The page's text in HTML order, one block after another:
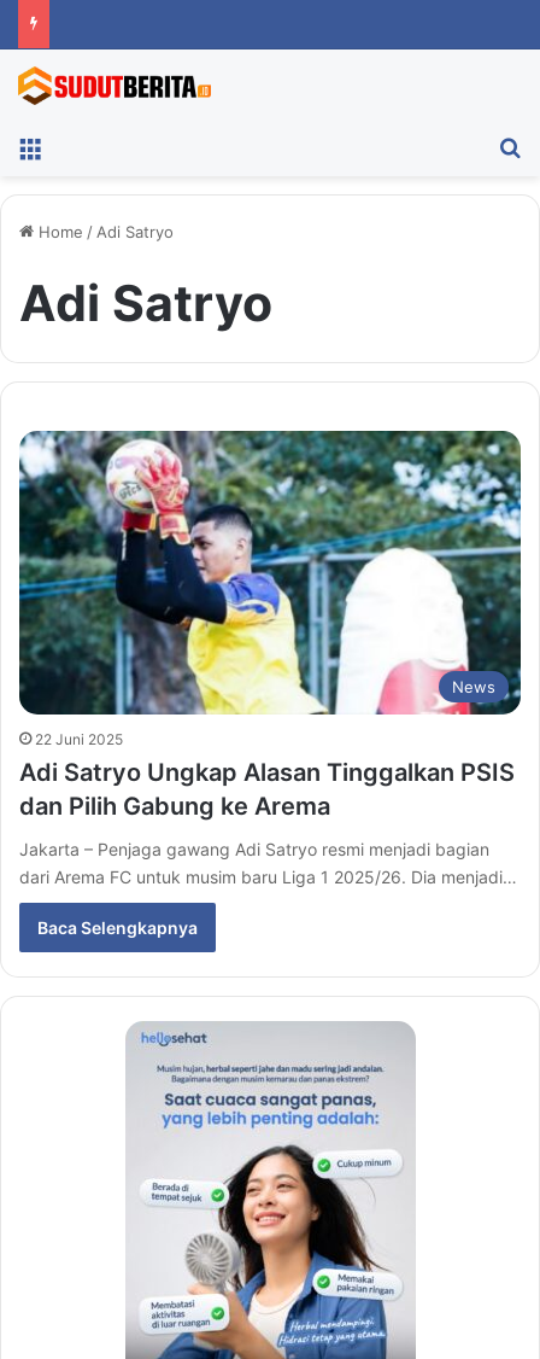
Home / Adi Satryo
Adi Satryo
News
22 Juni 2025
Adi Satryo Ungkap Alasan Tinggalkan PSIS
dan Pilih Gabung ke Arema
Jakarta – Penjaga gawang Adi Satryo resmi menjadi bagian
dari Arema FC untuk musim baru Liga 1 2025/26. Dia menjadi…
Baca Selengkapnya